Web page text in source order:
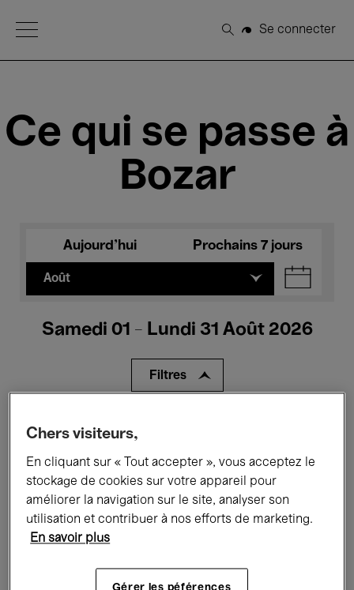
Open Menu
Rechercher
Se connecter
Ce qui se passe à
Bozar
Aujourd'hui Prochains 7 jours
Août
Samedi 01 - Lundi 31 Août 2026
Filtres
Tous les événements
Expositions Films Performances
Rencontres & Débats Jazz
Musique classique
Musique électronique
Chers visiteurs,
En cliquant sur « Tout accepter », vous acceptez le
stockage de cookies sur votre appareil pour
améliorer la navigation sur le site, analyser son
utilisation et contribuer à nos efforts de marketing.
En savoir plus